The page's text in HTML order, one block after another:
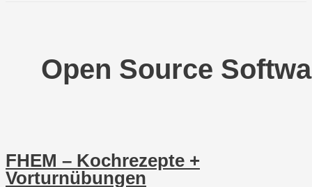
Open Source
FHEM – Kochrezepte +
Vorturnübungen